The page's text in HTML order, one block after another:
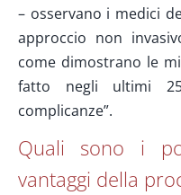
– osservano i medici
approccio non
come dimostrano le
fatto negli ultimi
complicanze”.
Quali sono i
vantaggi della